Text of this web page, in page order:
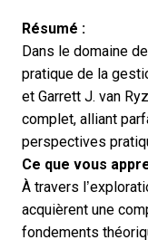
Résumé :
Dans le domaine
pratique de la
et Garrett J. van
complet, alliant
perspectives
Ce que vous
À travers
acquièrent une
fondements